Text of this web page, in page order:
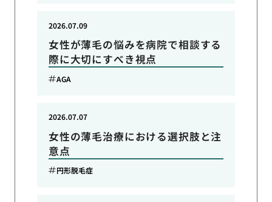
女性が薄毛の悩みを病院で相談する
際に大切にすべき視点
2026.07.09
AGA
女性の薄毛治療における選択肢と注
意点
2026.07.07
円形脱毛症